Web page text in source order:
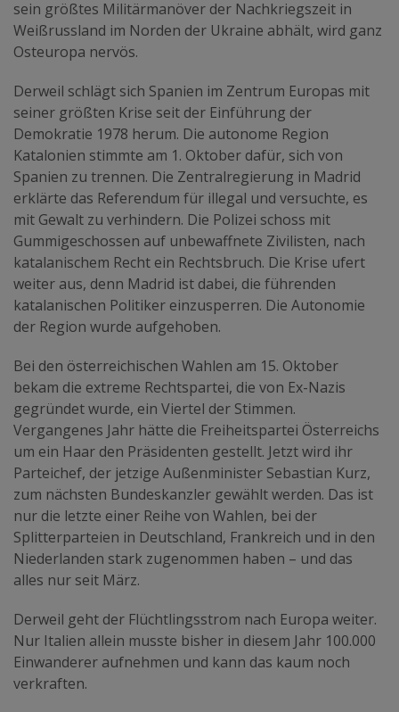
sein größtes Militärmanöver der Nachkriegszeit in
Weißrussland im Norden der Ukraine abhält, wird ganz
Osteuropa nervös.
Derweil schlägt sich Spanien im Zentrum Europas mit
seiner größten Krise seit der Einführung der
Demokratie 1978 herum. Die autonome Region
Katalonien stimmte am 1. Oktober dafür, sich von
Spanien zu trennen. Die Zentralregierung in Madrid
erklärte das Referendum für illegal und versuchte, es
mit Gewalt zu verhindern. Die Polizei schoss mit
Gummigeschossen auf unbewaffnete Zivilisten, nach
katalanischem Recht ein Rechtsbruch. Die Krise ufert
weiter aus, denn Madrid ist dabei, die führenden
katalanischen Politiker einzusperren. Die Autonomie
der Region wurde aufgehoben.
Bei den österreichischen Wahlen am 15. Oktober
bekam die extreme Rechtspartei, die von Ex-Nazis
gegründet wurde, ein Viertel der Stimmen.
Vergangenes Jahr hätte die Freiheitspartei Österreichs
um ein Haar den Präsidenten gestellt. Jetzt wird ihr
Parteichef, der jetzige Außenminister Sebastian Kurz,
zum nächsten Bundeskanzler gewählt werden. Das ist
nur die letzte einer Reihe von Wahlen, bei der
Splitterparteien in Deutschland, Frankreich und in den
Niederlanden stark zugenommen haben – und das
alles nur seit März.
Derweil geht der Flüchtlingsstrom nach Europa weiter.
Nur Italien allein musste bisher in diesem Jahr 100.000
Einwanderer aufnehmen und kann das kaum noch
verkraften.